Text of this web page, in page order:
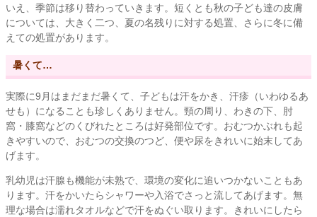
いえ、季節は移り替わっていきます。短くとも秋の子ども達の皮膚
については、大きく二つ、夏の名残りに対する処置、さらに冬に備
えての処置があります。
暑くて…
実際に9月はまだまだ暑くて、子どもは汗をかき、汗疹（いわゆるあ
せも）になることも珍しくありません。頸の周り、わきの下、肘
窩・膝窩などのくびれたところは好発部位です。おむつかぶれも起
きやすいので、おむつの交換のつど、便や尿をきれいに始末してあ
げます。
乳幼児は汗腺も機能が未熟で、環境の変化に追いつかないこともあ
ります。汗をかいたらシャワーや入浴でさっと流してあげます。無
理な場合は濡れタオルなどで汗をぬぐい取ります。きれいにしたら